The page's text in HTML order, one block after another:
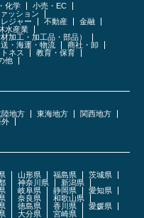
化学
小売・EC
ッション
ジャー 不動産
金融
水産業
加工・加工品・部品）
・海運・物流
商社・卸
ネス
教育・保育
他
地方 東海地方
関西地方
外
山形県 福島県
茨城県
神奈川県
新潟県
岐阜県 静岡県
愛知県
奈良県
和歌山県
徳島県 香川県
愛媛県
大分県
宮崎県